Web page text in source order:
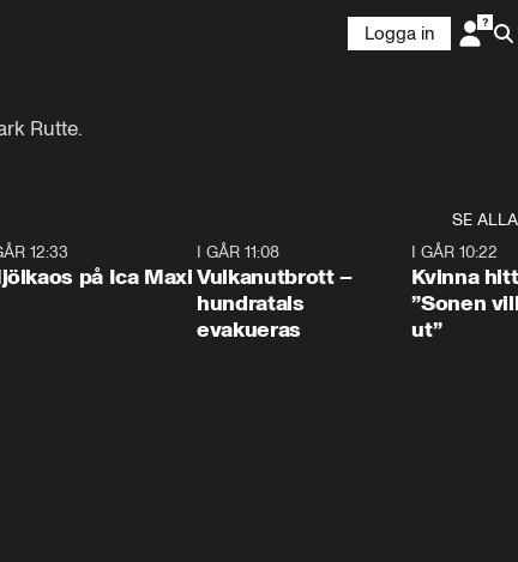
Logga in
Rutte.
SE ALLA
12:33
på Ica Maxi
I GÅR 11:08
Vulkanutbrott –
hundratals
evakueras
I GÅR 10:22
Kvinna
”Sonen
ut”